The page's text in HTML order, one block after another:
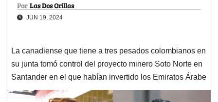
Por Las Dos Orillas
JUN 19, 2024
La canadiense que tiene a tres pesados colombianos en
su junta tomó control del proyecto minero Soto Norte en
Santander en el que habían invertido los Emiratos Árabe